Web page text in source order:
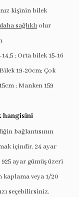
kişinin bilek
sağlıklı olur
; Orta bilek 15-16
19-20cm; Çok
; Manken 159
hangisini
bağlantısının
içindir. 24 ayar
ayar gümüş üzeri
kaplama veya 1/20
seçebilirsiniz.